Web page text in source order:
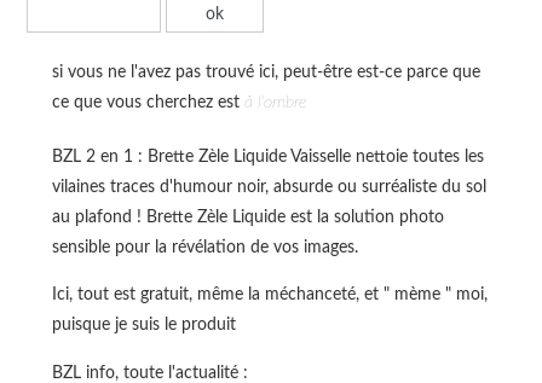
si vous ne l'avez pas trouvé ici, peut-être est-ce parce que
ce que vous cherchez est à l'ombre
BZL 2 en 1 : Brette Zèle Liquide Vaisselle nettoie toutes les
vilaines traces d'humour noir, absurde ou surréaliste du sol
au plafond ! Brette Zèle Liquide est la solution photo
sensible pour la révélation de vos images.
Ici, tout est gratuit, même la méchanceté, et " mème " moi,
puisque je suis le produit
BZL info, toute l'actualité :